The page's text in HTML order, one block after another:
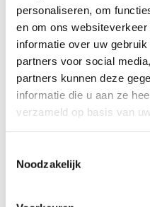
personaliseren, om
en om ons
informatie over uw
partners voor social
partners kunnen deze
informatie die u aan ze
verzameld op basis van
Noodzakelijk